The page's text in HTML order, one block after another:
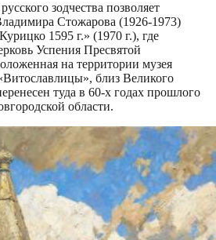
зодчества позволяет
Стожарова (1926-1973)
1595 г.» (1970 г.), где
Успения Пресвятой
на территории музея
близ Великого
туда в 60-х годах прошлого
области.